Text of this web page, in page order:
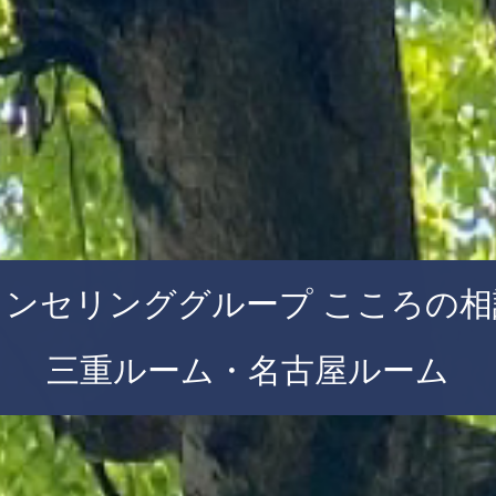
セリンググループ こころの
三重ルーム・名古屋ルーム